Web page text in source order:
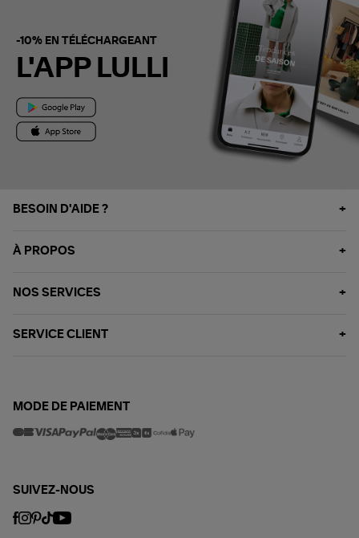
-10% EN TÉLÉCHARGEANT
L'APP LULLI
BESOIN D'AIDE ?
À PROPOS
NOS SERVICES
SERVICE CLIENT
MODE DE PAIEMENT
SUIVEZ-NOUS